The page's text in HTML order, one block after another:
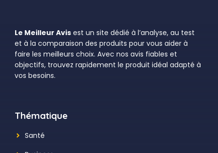
Le Meilleur Avis est un site dédié à l’analyse, au test
et à la comparaison des produits pour vous aider à
faire les meilleurs choix. Avec nos avis fiables et
objectifs, trouvez rapidement le produit idéal adapté à
vos besoins.
Thématique
Santé